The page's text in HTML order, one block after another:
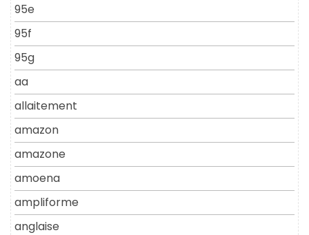
95e
95f
95g
aa
allaitement
amazon
amazone
amoena
ampliforme
anglaise